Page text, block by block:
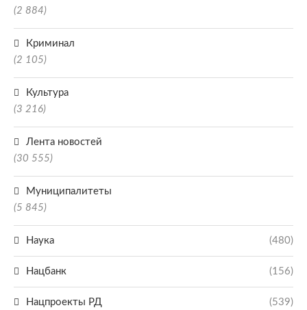
(2 884)
Криминал
(2 105)
Культура
(3 216)
Лента новостей
(30 555)
Муниципалитеты
(5 845)
Наука (480)
Нацбанк (156)
Нацпроекты РД (539)